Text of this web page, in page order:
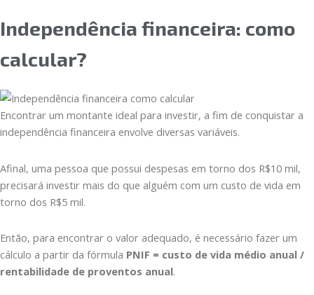
Independência financeira: como
calcular?
Encontrar um montante ideal para investir, a fim de conquistar a
independência financeira envolve diversas variáveis.
Afinal, uma pessoa que possui despesas em torno dos R$10 mil,
precisará investir mais do que alguém com um custo de vida em
torno dos R$5 mil.
Então, para encontrar o valor adequado, é necessário fazer um
cálculo a partir da fórmula PNIF = custo de vida médio anual /
rentabilidade de proventos anual.